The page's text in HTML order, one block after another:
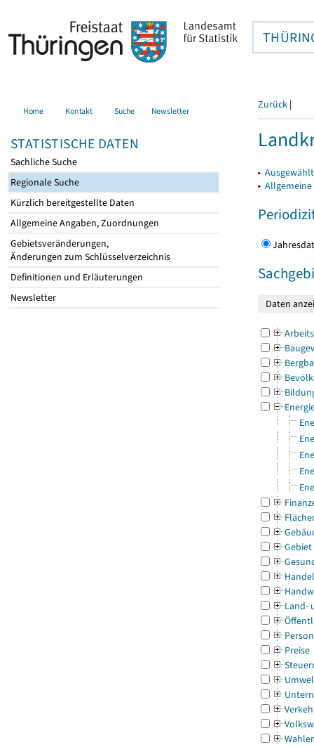
Home Kontakt Suche Newsletter
STATISTISCHE DATEN
Sachliche Suche
Regionale Suche
Kürzlich bereitgestellte Daten
Allgemeine Angaben, Zuordnungen
Gebietsveränderungen,
Änderungen zum Schlüsselverzeichnis
Definitionen und Erläuterungen
Newsletter
Zurück |
▸
▸
Gebiet
Land-
Preise